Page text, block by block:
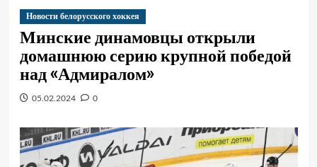
Новости белорусского хоккея
Минские динамовцы открыли
домашнюю серию крупной победой
над «Адмиралом»
05.02.2024 0